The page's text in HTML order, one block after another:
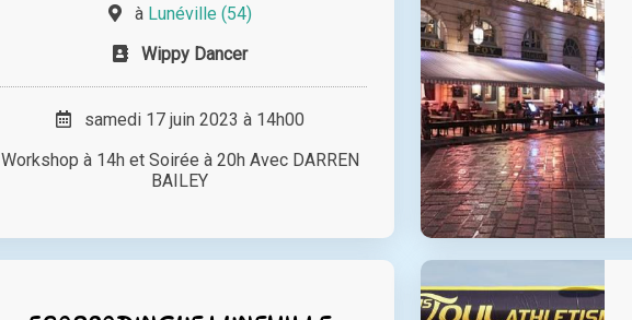
à Lunéville (54)
Wippy Dancer
samedi 17 juin 2023 à 14h00
Workshop à 14h et Soirée à 20h Avec DARREN
BAILEY